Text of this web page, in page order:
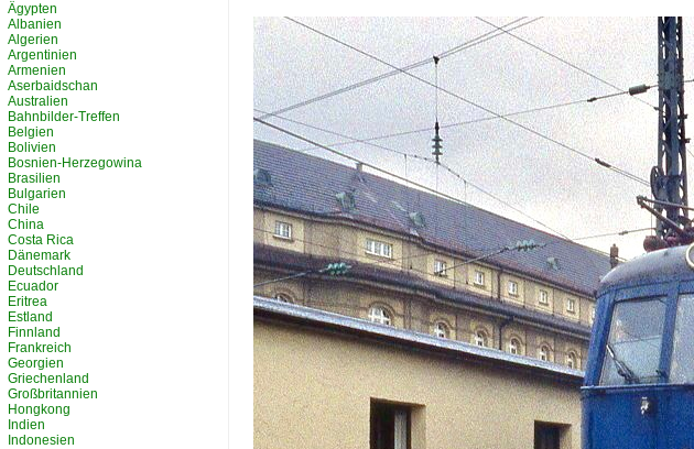
Ägypten
Albanien
Algerien
Argentinien
Armenien
Aserbaidschan
Australien
Bahnbilder-Treffen
Belgien
Bolivien
Bosnien-Herzegowina
Brasilien
Bulgarien
Chile
China
Costa Rica
Dänemark
Deutschland
Ecuador
Eritrea
Estland
Finnland
Frankreich
Georgien
Griechenland
Großbritannien
Hongkong
Indien
Indonesien